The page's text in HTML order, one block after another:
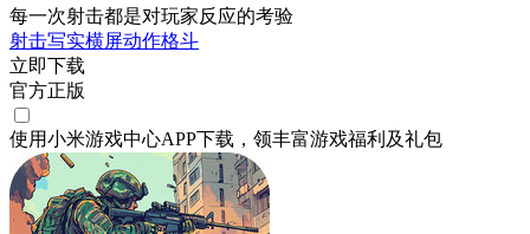
每一次射击都是对玩家反应的考验
射击写实横屏动作格斗
立即下载
官方正版
使用小米游戏中心APP下载 ，领丰富游戏福利 及礼包